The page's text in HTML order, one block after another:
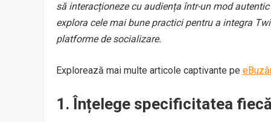
să interacționeze cu audiența într-un mod
explora cele mai bune practici pentru a integra
platforme de socializare.
Explorează mai multe articole captivante pe
1. Înțelege specificitatea